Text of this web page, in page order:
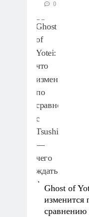
0
Ghost of
изменится
сравнению